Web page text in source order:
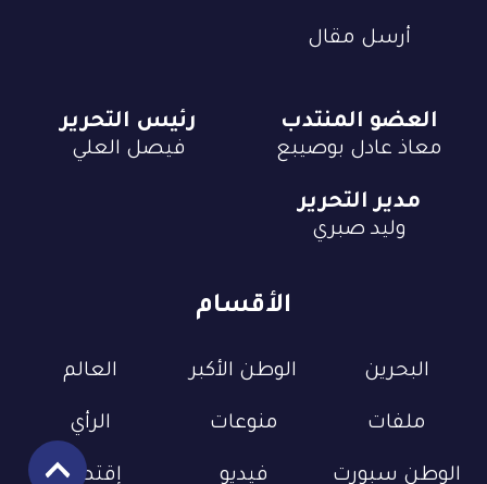
أرسل مقال
الأقسام
البحرين الوطن الأكبر العالم
ملفات منوعات الرأي
الوطن سبورت فيديو إقتصاد
العضو المنتدب
معاذ عادل بوصيبع
رئيس التحرير
فيصل العلي
مدير التحرير
وليد صبري